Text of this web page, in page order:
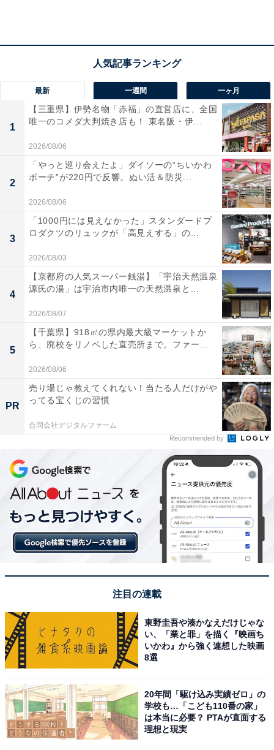
食費：3万円
電気代：2万円
水道代（2カ月での請求額）：9000円
通信費：4500円
車（ガソリン代、駐車場代、その他維持費など）：2万
その他：カードローン1万5000円
現在行っている家計のやりくりのポイントを聞くと、
「急な光熱費の値上がりがすごかったので、真冬でも着
込んで睡眠時間だけエアコンを使う、ガスも、食器を洗
うときは、ゴム手袋をして水で洗うようにして光熱費は
抑えた」と教えてくれました。
今後の展望として、「将来の生活については、PCを使っ
た仕事をしたいです。いままで生活のために仕事をして
きたけれど、今後は自分にプラスになるような仕事をし
たいです」と話しました。
※回答者コメントは原文ママです
【おすすめ記事】
・
「物価は上がったのに給料は上がらず不満」年収420万
円・都内シングルマザーの1カ月のリアルな収支内訳
「自分のお小遣い5万円を減らして家族のお金に…」世
帯年収600万円・3人家族、47歳男性に聞く生活実態
「もう1人子どもほしいが生活が厳しい」世帯年収750万
円・子5人、埼玉在住の1カ月のリアルな収支内訳
・
2人で年収750万円の都内同棲カップル「家賃10万円、水
道光熱費3万円」1カ月のリアルな収支内訳を聞いた
・
年金収入480万円の夫婦「贅沢しないで節約を」1カ月の
リアルな収支内訳とやりくり術を聞いた
最新 一週間 一ヶ月
1
【三重県】伊勢名物「赤福」の直営店に、全国
唯一のコメダ大判焼き店も！ 東名阪・伊...
2026/08/06
2
「やっと巡り会えたよ」ダイソーの“ちいかわ
ポーチ”が220円で反響。ぬい活＆防災...
2026/08/06
3
「1000円には見えなかった」スタンダードプ
ロダクツのリュックが「高見えする」の...
2026/08/03
4
【京都府の人気スーパー銭湯】「宇治天然温泉
源氏の湯」は宇治市内唯一の天然温泉と...
2026/08/07
5
【千葉県】918㎡の県内最大級マーケットか
ら、廃校をリノベした直売所まで。ファー...
2026/08/06
PR
売り場じゃ教えてくれない！当たる人だけがや
ってる宝くじの習慣
合同会社デジタルファーム
Recommended by
注目の連載
東野圭吾や湊かなえだけじゃな
い、「業と罪」を描く『映画ち
いかわ』から強く連想した映画
8選
20年間「駆け込み実績ゼロ」の
学校も…「こども110番の家」
は本当に必要？ PTAが直面する
理想と現実